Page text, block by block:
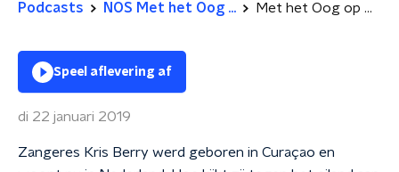
Podcasts NOS Met het Oog ... Met het Oog op Morgen 22-01-2019
Speel aflevering af
di 22 januari 2019
Zangeres Kris Berry werd geboren in Curaçao en